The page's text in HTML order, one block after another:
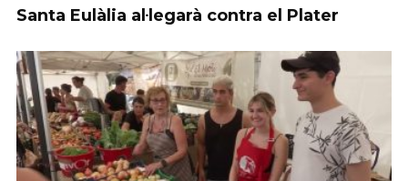
Santa Eulàlia al·legarà contra el Plater